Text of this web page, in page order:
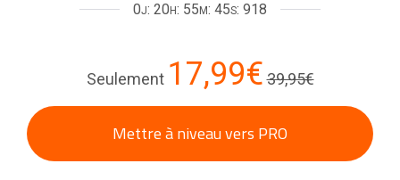
0J: 20 H: 55 M: 45S: 464
Seulement 17,99€ 39,95€
Mettre à niveau vers PRO